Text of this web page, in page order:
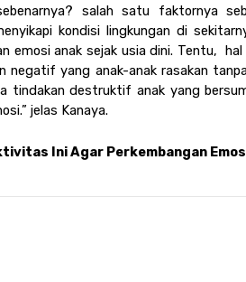
salah satu faktornya
kondisi lingkungan di
emosi anak sejak usia dini. Tentu,
negatif yang anak-anak rasakan
tindakan destruktif anak yang
jelas Kanaya.
Ini Agar Perkembangan